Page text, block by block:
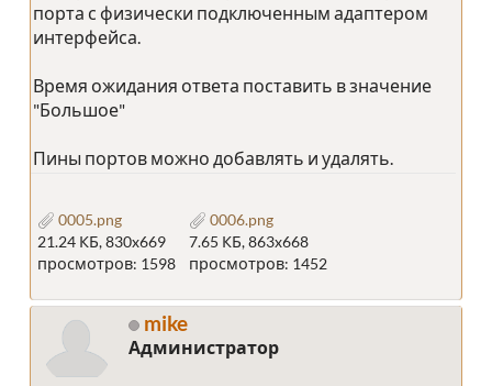
порта с физически подключенным адаптером
интерфейса.
Время ожидания ответа поставить в значение
"Большое"
Пины портов можно добавлять и удалять.
0005.png
21.24 КБ, 830x669
просмотров: 1598
0006.png
7.65 КБ, 863x668
просмотров: 1452
mike
Администратор